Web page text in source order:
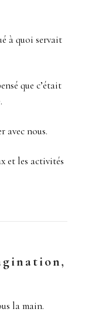
à quoi servait
que c’était
avec nous.
et les activités
la main.